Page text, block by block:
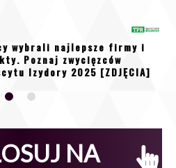
wybrali najlepsze firmy i
Poznaj zwycięzców
Izydory 2025 [ZDJĘCIA]
NA